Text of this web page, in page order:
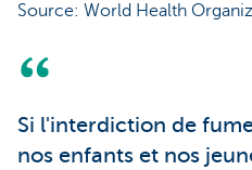
Source: World Health
Si l'interdiction de
nos enfants et nos